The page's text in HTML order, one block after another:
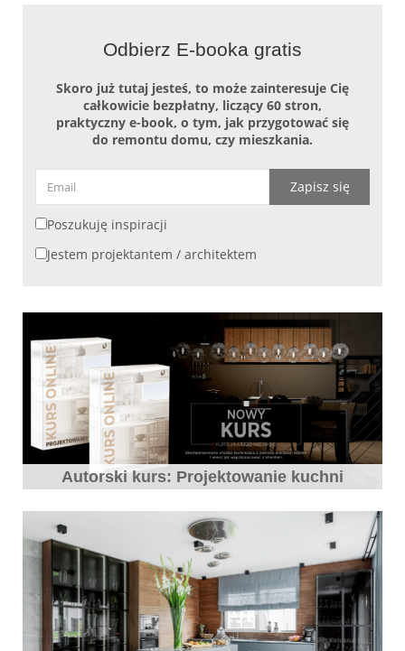
Odbierz E-booka gratis
Skoro już tutaj jesteś, to może zainteresuje Cię
całkowicie bezpłatny, liczący 60 stron,
praktyczny e-book, o tym, jak przygotować się
do remontu domu, czy mieszkania.
Zapisz się
Poszukuję inspiracji
Jestem projektantem / architektem
Autorski kurs: Projektowanie kuchni